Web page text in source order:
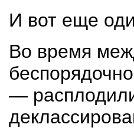
И вот еще
Во время
—